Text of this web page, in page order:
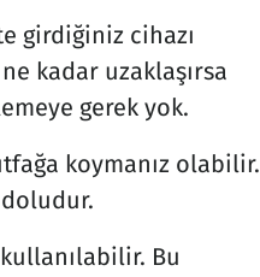
girdiğiniz cihazı
kadar uzaklaşırsa
gerek yok.
koymanız olabilir.
Bu